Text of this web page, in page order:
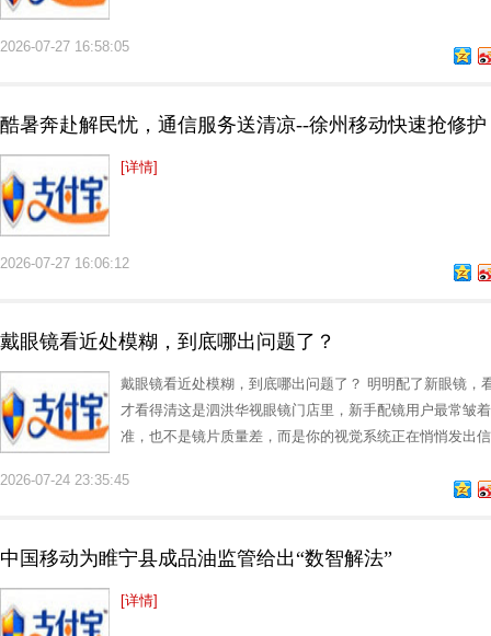
2026-07-27 16:58:05
酷暑奔赴解民忧，通信服务送清凉--徐州移动快速抢修护
[详情]
2026-07-27 16:06:12
戴眼镜看近处模糊，到底哪出问题了？
戴眼镜看近处模糊，到底哪出问题了？ 明明配了新眼镜，
才看得清这是泗洪华视眼镜门店里，新手配镜用户最常皱
准，也不是镜片质量差，而是你的视觉系统正在悄悄发出
2026-07-24 23:35:45
中国移动为睢宁县成品油监管给出“数智解法”
[详情]